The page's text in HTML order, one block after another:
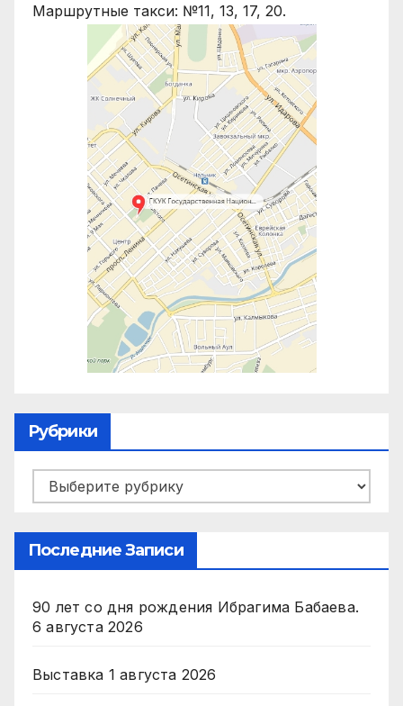
Маршрутные такси: №11, 13, 17, 20.
Рубрики
Рубрики
Последние Записи
90 лет со дня рождения Ибрагима Бабаева.
6 августа 2026
Выставка 1 августа 2026